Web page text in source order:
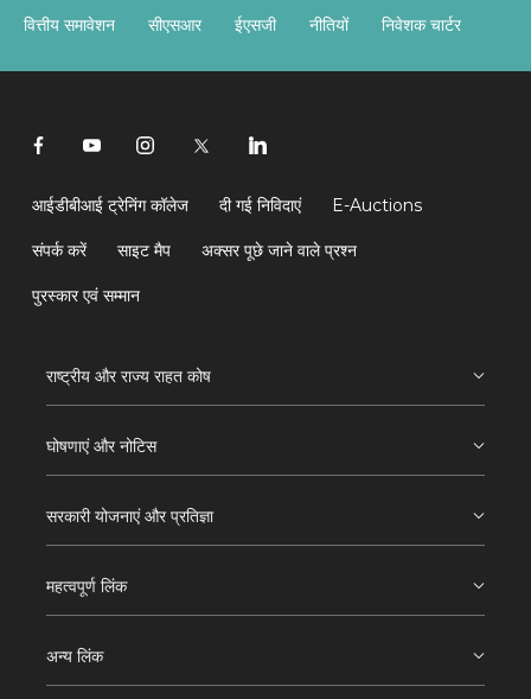
वित्तीय समावेशन सीएसआर ईएसजी नीतियों निवेशक चार्टर
आईडीबीआई ट्रेनिंग कॉलेज दी गई निविदाएं E-Auctions
संपर्क करें साइट मैप अक्सर पूछे जाने वाले प्रश्न
पुरस्कार एवं सम्मान
राष्ट्रीय और राज्य राहत कोष
घोषणाएं और नोटिस
सरकारी योजनाएं और प्रतिज्ञा
महत्वपूर्ण लिंक
अन्य लिंक